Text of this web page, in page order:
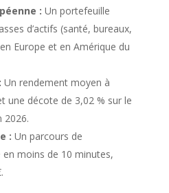
: Un portefeuille
d’actifs (santé, bureaux,
Europe et en Amérique du
Un rendement moyen à
une décote de 3,02 % sur le
2026.
: Un parcours de
moins de 10 minutes,